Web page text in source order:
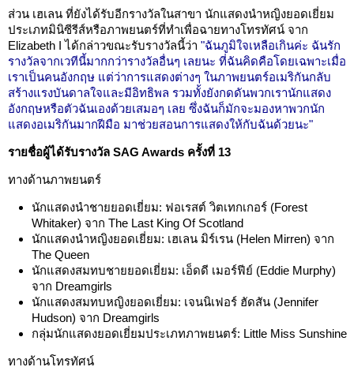
ส่วน เฮเลน ที่ยังได้รับอีกรางวัลในสาขา นักแสดงนำหญิงยอดเยี่ยม
ประเภทมินิซีรีส์หรือภาพยนตร์ที่ทำเพื่อฉายทางโทรทัศน์ จาก
Elizabeth I ได้กล่าวขณะรับรางวัลนี้ว่า "ฉันภูมิใจเหลือเกินค่ะ ฉันรัก
รางวัลจากเวทีนี้มากกว่ารางวัลอื่นๆ เลยนะ ที่ฉันคิดคือโดยเฉพาะเมื่อ
เราเป็นคนอังกฤษ แต่ว่าการแสดงต่างๆ ในภาพยนตร์อเมริกันกลับ
สร้างแรงบันดาลใจและมีอิทธิพล รวมทั้งยังกดดันพวกเรานักแสดง
อังกฤษหรือตัวฉันเองด้วยเสมอๆ เลย ซึ่งฉันก็มักจะมองหาพวกนัก
แสดงอเมริกันมากฝีมือ มาช่วยสอนการแสดงให้กับฉันด้วยนะ"
รายชื่อผู้ได้รับรางวัล SAG Awards ครั้งที่ 13
ทางด้านภาพยนตร์
นักแสดงนำชายยอดเยี่ยม: ฟอเรสต์ วิตเทกเกอร์ (Forest
Whitaker) จาก The Last King Of Scotland
นักแสดงนำหญิงยอดเยี่ยม: เฮเลน มิร์เรน (Helen Mirren) จาก
The Queen
นักแสดงสมทบชายยอดเยี่ยม: เอ็ดดี เมอร์ฟีย์ (Eddie Murphy)
จาก Dreamgirls
นักแสดงสมทบหญิงยอดเยี่ยม: เจนนิเฟอร์ ฮัดสัน (Jennifer
Hudson) จาก Dreamgirls
กลุ่มนักแสดงยอดเยี่ยมประเภทภาพยนตร์: Little Miss Sunshine
ทางด้านโทรทัศน์